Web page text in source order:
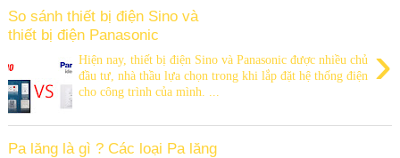
So sánh thiết bị điện Sino và
thiết bị điện Panasonic
›
Hiện nay, thiết bị điện Sino và Panasonic được nhiều chủ
đầu tư, nhà thầu lựa chọn trong khi lắp đặt hệ thống điện
cho công trình của mình. ...
Pa lăng là gì ? Các loại Pa lăng